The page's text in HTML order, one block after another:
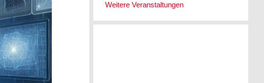
Weitere Veranstaltungen